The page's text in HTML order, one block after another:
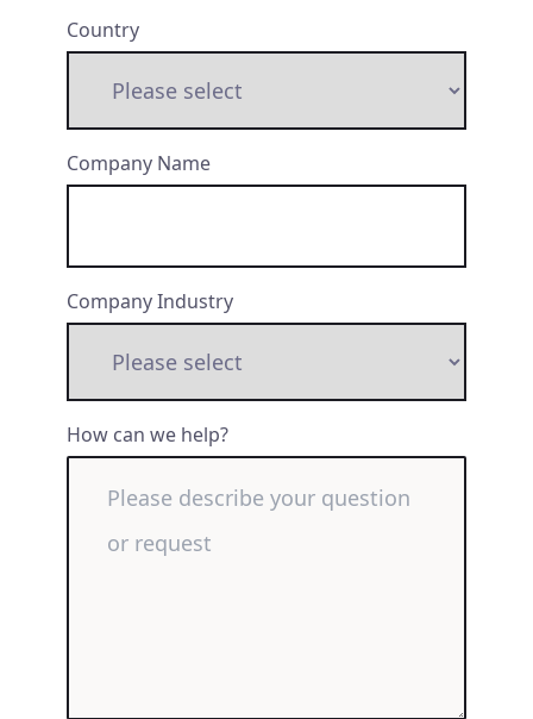
Country
Company Name
Company Industry
How can we help?